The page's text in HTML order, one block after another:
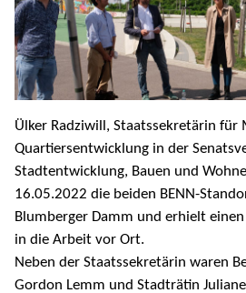
Ülker Radziwill, Staatssekretärin für
Quartiersentwicklung in der
Stadtentwicklung, Bauen und
16.05.2022 die beiden BENN-
Blumberger Damm und erhielt
in die Arbeit vor Ort.
Neben der Staatssekretärin waren
Gordon Lemm und Stadträtin